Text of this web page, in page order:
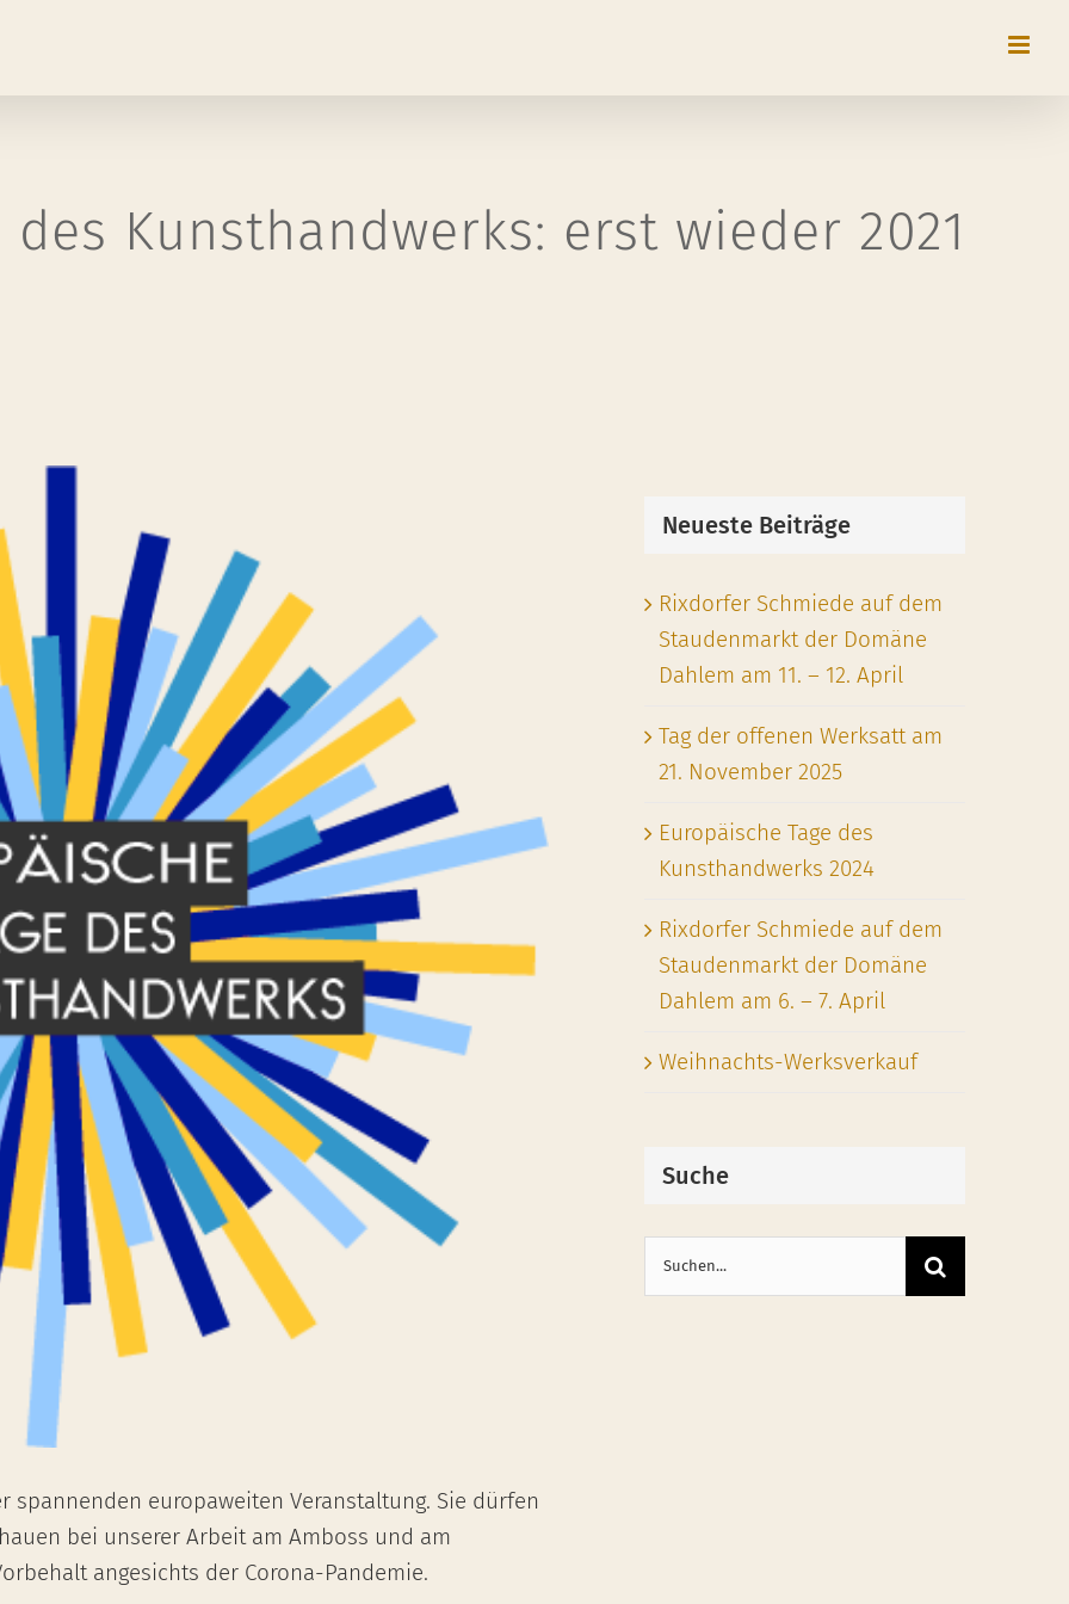
des Kunsthandwerks: erst wieder 2021
europaweiten Veranstaltung. Sie dürfen
bei unserer Arbeit am Amboss und am
angesichts der Corona-Pandemie.
Neueste Beiträge
Rixdorfer Schmiede auf dem
Staudenmarkt der Domäne
Dahlem am 11. – 12. April
Tag der offenen Werksatt am
21. November 2025
Europäische Tage des
Kunsthandwerks 2024
Rixdorfer Schmiede auf dem
Staudenmarkt der Domäne
Dahlem am 6. – 7. April
Weihnachts-Werksverkauf
Suche